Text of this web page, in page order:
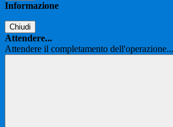
Informazione
Chiudi
Attendere...
Attendere il completamento dell'operazione...